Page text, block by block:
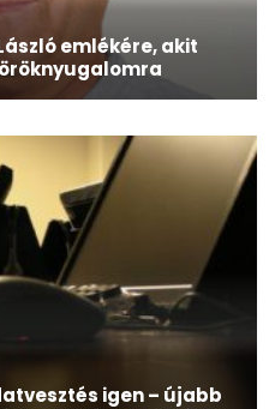
emlékére, akit
igen – újabb